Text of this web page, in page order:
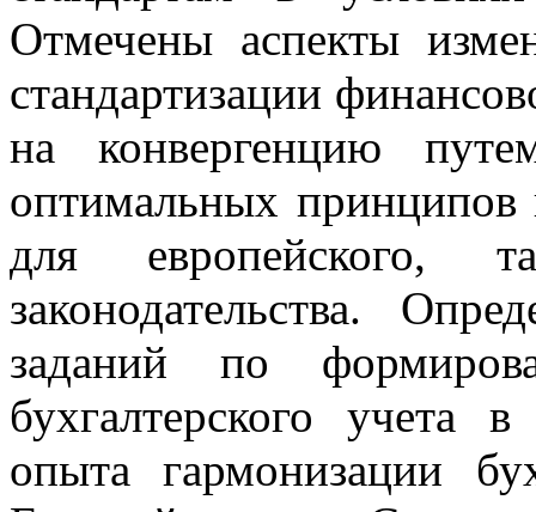
Отмечены аспекты
стандартизации
на конвергенцию
оптимальных принципов
для европейского,
законодательства.
заданий по
бухгалтерского учета
опыта гармонизации